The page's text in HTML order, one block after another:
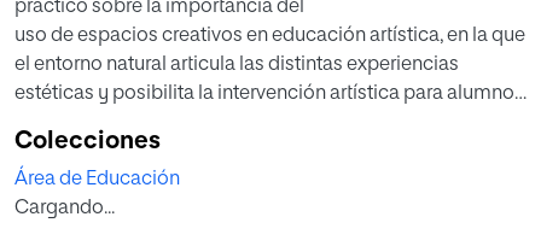
práctico sobre la importancia del
uso de espacios creativos en educación artística, en la que
el entorno natural articula las distintas experiencias
estéticas y posibilita la intervención artística para alumnos
De un modo teórico, se ha realizado un estudio sobre las
tendencias artísticas actuales cuyo nexo común es su
relación con la naturaleza, así como aquellas nuevas
Colecciones
Área de Educación
Cargando...